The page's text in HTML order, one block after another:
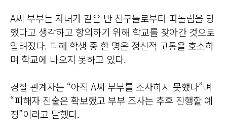
A씨 부부는 자녀가 같은 반 친구들로부터 따돌림을 당
했다고 생각하고 항의하기 위해 학교를 찾아간 것으로
알려졌다. 피해 학생 중 한 명은 정신적 고통을 호소하
며 학교에 나오지 못하고 있다.
경찰 관계자는 “아직 A씨 부부를 조사하지 못했다”며
“피해자 진술은 확보했고 부부 조사는 추후 진행할 예
정”이라고 말했다.